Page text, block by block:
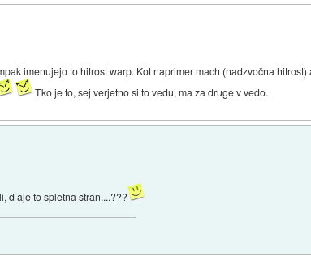
imenujejo to hitrost warp. Kot naprimer mach (nadzvočna
Tko je to, sej verjetno si to vedu, ma za druge v vedo.
d aje to spletna stran....???